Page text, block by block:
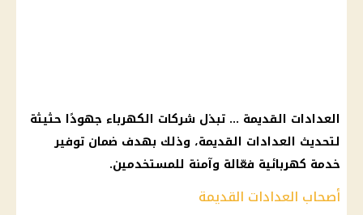
العدادات القديمة ... تبذل شركات الكهرباء جهودًا حثيثة
لتحديث العدادات القديمة، وذلك بهدف ضمان توفير
خدمة كهربائية فعّالة وآمنة للمستخدمين.
أصحاب العدادات القديمة